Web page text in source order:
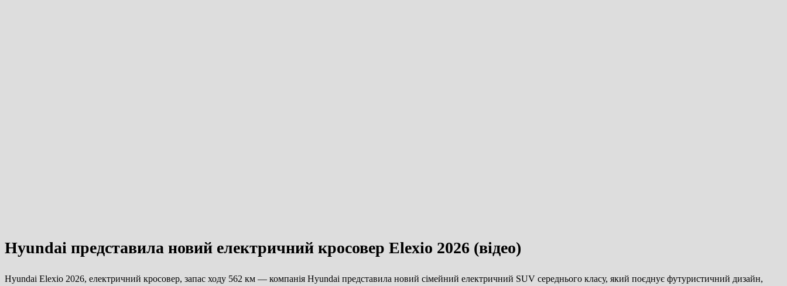
Hyundai представила новий електричний кросовер Elexio 2026 (відео)
Hyundai Elexio 2026, електричний кросовер, запас ходу 562 км — компанія Hyundai представила новий сімейний електричний SUV середнього класу, який поєднує футуристичний дизайн,